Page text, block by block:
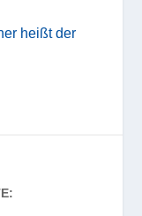
heißt der